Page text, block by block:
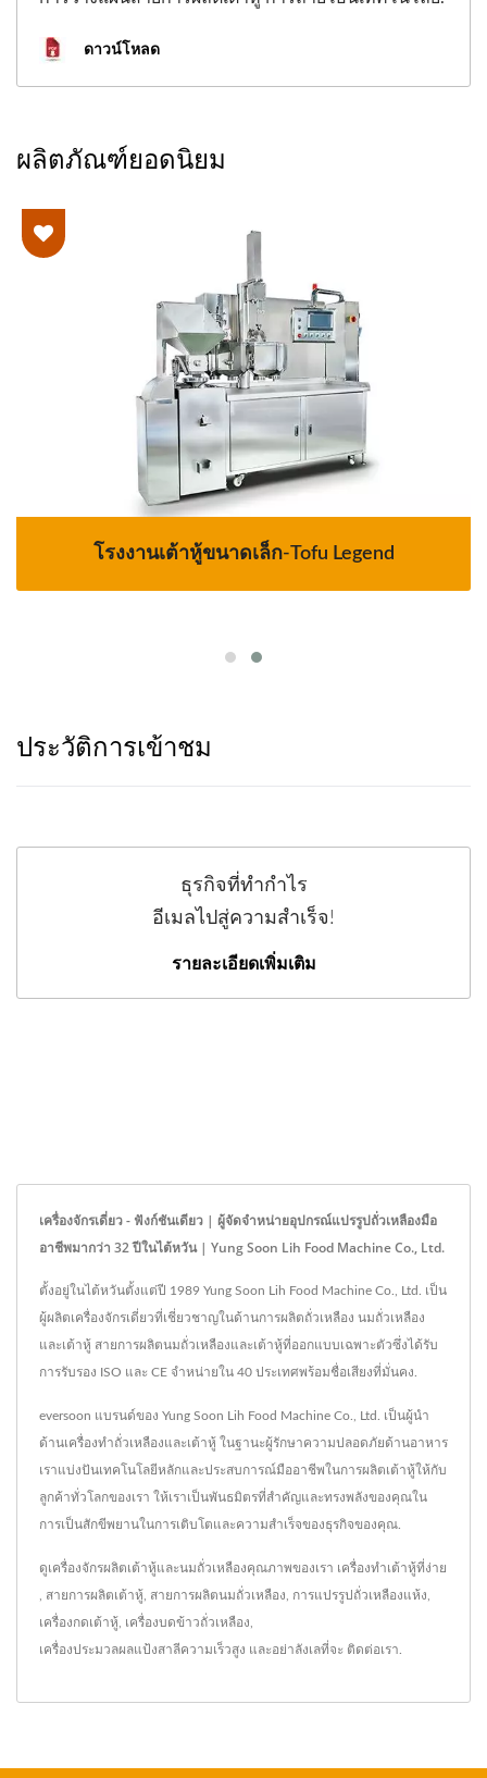
ดาวน์โหลด
ผลิตภัณฑ์ยอดนิยม
โรงงานเต้าหู้ขนาดเล็ก-Tofu Legend
ประวัติการเข้าชม
ธุรกิจที่ทำกำไร
อีเมลไปสู่ความสำเร็จ!
รายละเอียดเพิ่มเติม
เครื่องจักรเดี่ยว - ฟังก์ชันเดียว | ผู้จัดจำหน่ายอุปกรณ์แปรรูปถั่วเหลืองมือ
อาชีพมากว่า 32 ปีในไต้หวัน | Yung Soon Lih Food Machine Co., Ltd.
ตั้งอยู่ในไต้หวันตั้งแต่ปี 1989 Yung Soon Lih Food Machine Co., Ltd. เป็น
ผู้ผลิตเครื่องจักรเดี่ยวที่เชี่ยวชาญในด้านการผลิตถั่วเหลือง นมถั่วเหลือง
และเต้าหู้ สายการผลิตนมถั่วเหลืองและเต้าหู้ที่ออกแบบเฉพาะตัวซึ่งได้รับ
การรับรอง ISO และ CE จำหน่ายใน 40 ประเทศพร้อมชื่อเสียงที่มั่นคง.
eversoon แบรนด์ของ Yung Soon Lih Food Machine Co., Ltd. เป็นผู้นำ
ด้านเครื่องทำถั่วเหลืองและเต้าหู้ ในฐานะผู้รักษาความปลอดภัยด้านอาหาร
เราแบ่งปันเทคโนโลยีหลักและประสบการณ์มืออาชีพในการผลิตเต้าหู้ให้กับ
ลูกค้าทั่วโลกของเรา ให้เราเป็นพันธมิตรที่สำคัญและทรงพลังของคุณใน
การเป็นสักขีพยานในการเติบโตและความสำเร็จของธุรกิจของคุณ.
ดูเครื่องจักรผลิตเต้าหู้และนมถั่วเหลืองคุณภาพของเรา เครื่องทำเต้าหู้ที่ง่าย
สายการผลิตเต้าหู้ สายการผลิตนมถั่วเหลือง การแปรรูปถั่วเหลืองแห้ง
เครื่องกดเต้าหู้ เครื่องบดข้าวถั่วเหลือง
เครื่องประมวลผลแป้งสาลีความเร็วสูง และอย่าลังเลที่จะ ติดต่อเรา